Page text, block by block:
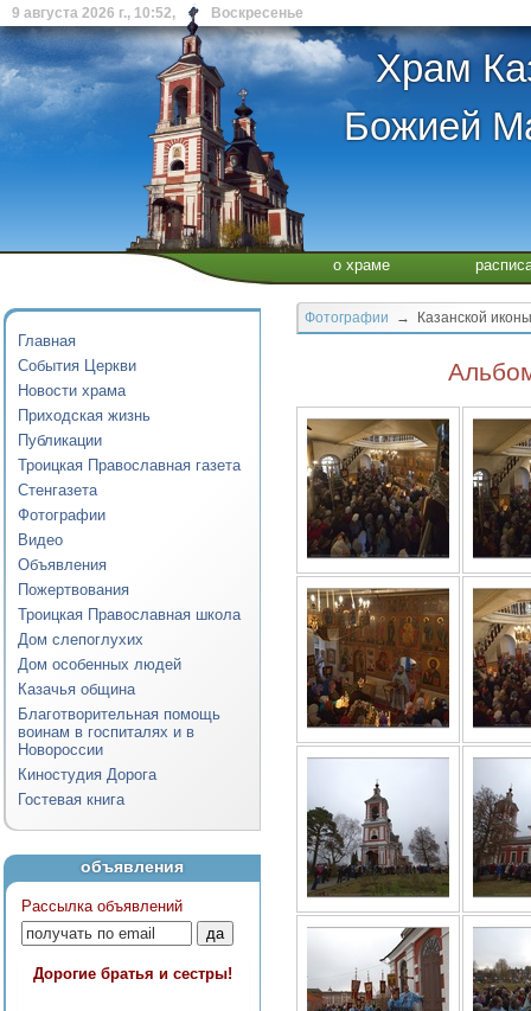
9 августа 2026 г., 10:52, Воскресенье
Храм
Божией
о храме
Главная
События Церкви
Новости храма
Приходская жизнь
Публикации
Троицкая Православная газета
Стенгазета
Фотографии
Видео
Объявления
Пожертвования
Троицкая Православная школа
Дом слепоглухих
Дом особенных людей
Казачья община
Благотворительная помощь
воинам в госпиталях и в
Новороссии
Киностудия Дорога
Гостевая книга
объявления
Рассылка объявлений
Дорогие братья и сестры!
Фотографии → Казанской